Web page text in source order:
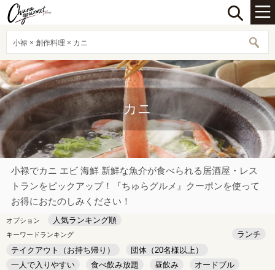
小禄 × 創作料理 × カニ
カニ
小禄でカニ エビ 海鮮 新鮮な魚介が食べられる居酒屋・レス
トランをピックアップ！『ちゅらグルメ』クーポンを使って
お得におたのしみください！
オプション 人気ランキング順
キーワードランキング
ランチ
テイクアウト（お持ち帰り）
団体（20名様以上）
一人で入りやすい
食べ飲み放題 昼飲み
オードブル